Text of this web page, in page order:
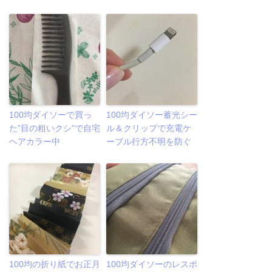
100均ダイソーで買っ
た”目の粗いクシ”で自宅
ヘアカラー中
100均ダイソー蓄光シー
ル＆クリップで充電ケ
ーブル行方不明を防ぐ
100均の折り紙でお正月
100均ダイソーのレスポ